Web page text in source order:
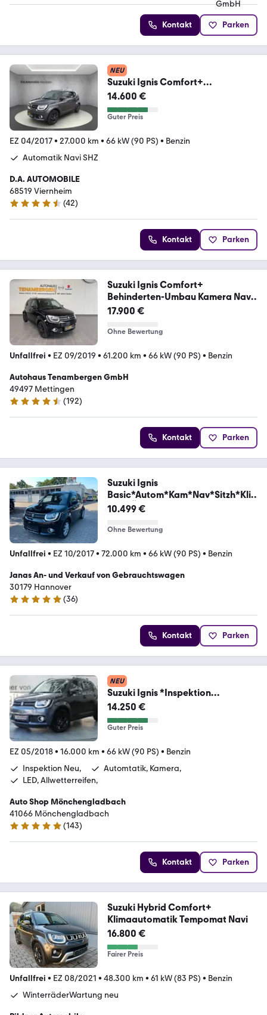
Kontakt Parken
NEU
Suzuki Ignis Comfort+
°Automatik°Navi°SHZ°Rückfahr-
Kamer
14.600 €
Guter Preis
EZ 04/2017• 27.000 km • 66 kW (90 PS) • Benzin
Automatik Navi SHZ
D.A. AUTOMOBILE
68519 Viernheim
4.6 Sterne
(42)
Kontakt Parken
Suzuki Ignis Comfort+
Behinderten-Umbau Kamera Navi
LED
17.900 €
Ohne Bewertung
Unfallfrei • EZ 09/2019 • 61.200 km • 66 kW (90 PS) • Benzin
Autohaus Tenambergen GmbH
49497 Mettingen
4.5 Sterne
(192)
Kontakt Parken
Suzuki Ignis
Basic*Autom*Kam*Nav*Sitzh*Kli
ma*TÜV
10.499 €
Ohne Bewertung
Unfallfrei • EZ 10/2017• 72.000 km • 66 kW (90 PS) • Benzin
Janas An- und Verkauf von Gebrauchtswagen
30179 Hannover
5 Sterne
(36)
Kontakt Parken
NEU
Suzuki Ignis *Inspektion
Neu*Automatik*Kamera*Navi*
14.250 €
Guter Preis
EZ 05/2018• 16.000 km • 66 kW (90 PS) • Benzin
Inspektion Neu,
Automtatik, Kamera,
LED, Allwetterreifen,
Auto Shop Mönchengladbach
41066 Mönchengladbach
4.9 Sterne
(143)
Kontakt Parken
Suzuki Hybrid Comfort+
Klimaautomatik Tempomat Navi
16.800 €
Fairer Preis
Unfallfrei • EZ 08/2021 • 48.300 km • 61 kW (83 PS) • Benzin
WinterräderWartung neu